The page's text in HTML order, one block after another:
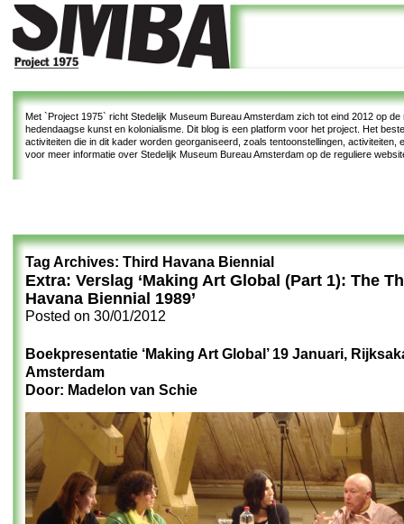
Met `Project 1975` richt Stedelijk Museum Bureau Amsterdam zich tot eind 2012 op
hedendaagse kunst en kolonialisme. Dit blog is een platform voor het project. Het
activiteiten die in dit kader worden georganiseerd, zoals tentoonstellingen,
voor meer informatie over Stedelijk Museum Bureau Amsterdam op de reguliere
Tag Archives: Third Havana Biennial
Extra: Verslag ‘Making Art Global (Part 1): The
Havana Biennial 1989’
Posted on 30/01/2012
Boekpresentatie ‘Making Art Global’ 19 Januari,
Amsterdam
Door: Madelon van Schie